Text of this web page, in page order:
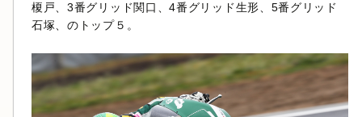
榎戸、3番グリッド関口、4番グリッド生形、5番グリッド
石塚、のトップ５。